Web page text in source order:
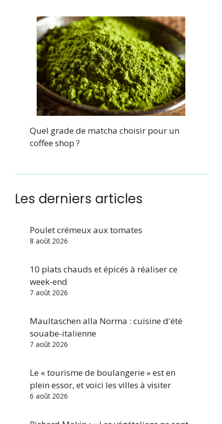
Quel grade de matcha choisir pour un
coffee shop ?
Les derniers articles
Poulet crémeux aux tomates
8 août 2026
10 plats chauds et épicés à réaliser ce
week-end
7 août 2026
Maultaschen alla Norma : cuisine d'été
souabe-italienne
7 août 2026
Le « tourisme de boulangerie » est en
plein essor, et voici les villes à visiter
6 août 2026